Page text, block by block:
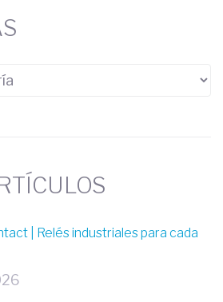
| Relés industriales para cada